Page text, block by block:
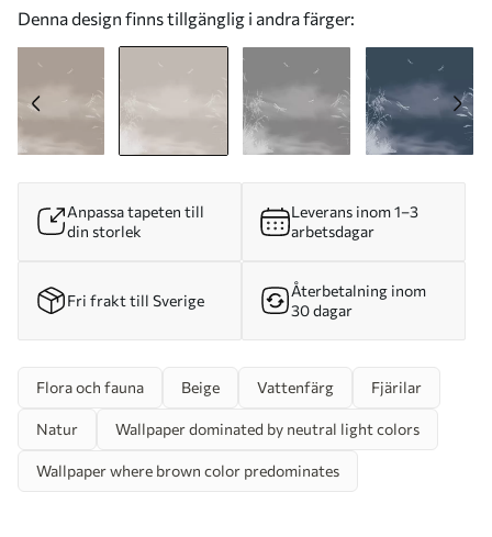
Denna design finns tillgänglig i andra färger:
Anpassa tapeten till
din storlek
Leverans inom 1–3
arbetsdagar
Fri frakt till Sverige
Återbetalning inom
30 dagar
Flora och fauna Beige Vattenfärg Fjärilar
Natur Wallpaper dominated by neutral light colors
Wallpaper where brown color predominates